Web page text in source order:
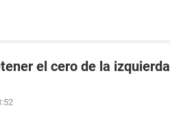
el cero de la izquierda